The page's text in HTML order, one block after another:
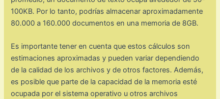
100KB. Por lo tanto, podrías almacenar aproximadamente
80.000 a 160.000 documentos en una memoria de 8GB.
Es importante tener en cuenta que estos cálculos son
estimaciones aproximadas y pueden variar dependiendo
de la calidad de los archivos y de otros factores. Además,
es posible que parte de la capacidad de la memoria esté
ocupada por el sistema operativo u otros archivos